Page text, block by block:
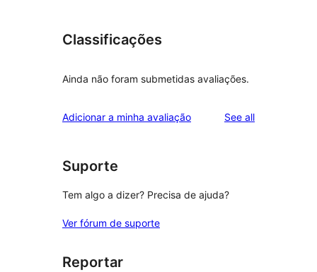
Classificações
Ainda não foram submetidas avaliações.
Adicionar a minha avaliação See allreviews
Suporte
Tem algo a dizer? Precisa de ajuda?
Ver fórum de suporte
Reportar